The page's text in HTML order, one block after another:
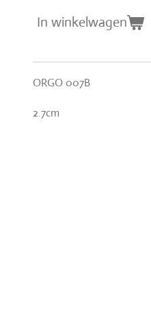
In winkelwagen
ORGO 007B
2.7cm